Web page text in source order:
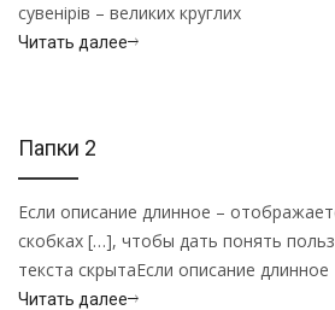
сувенірів – великих круглих
Читать далее
Папки 2
Если описание длинное –
скобках […], чтобы дать понять
текста скрытаЕсли описание длинное
Читать далее